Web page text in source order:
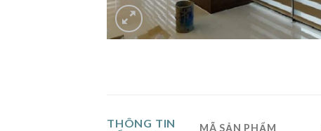
THÔNG TIN
MÃ SẢN PHẨM